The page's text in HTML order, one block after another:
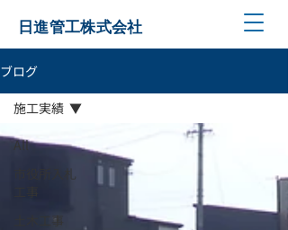
日進管工株式会社
ブログ
All
市役所入札
土木工事
施工実績